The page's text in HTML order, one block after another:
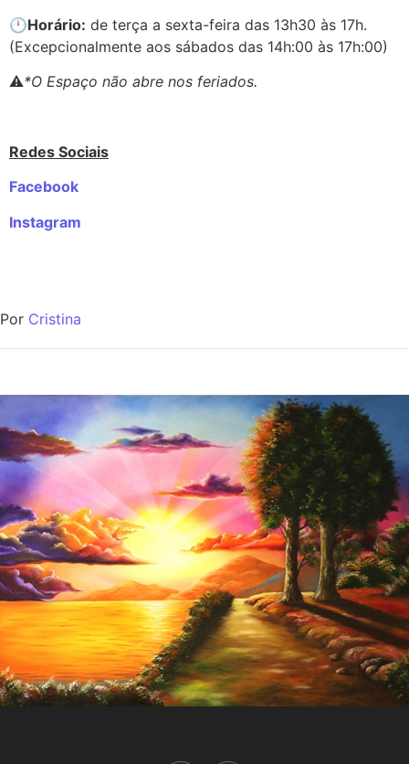
🕛Horário: de terça a sexta-feira das 13h30 às 17h.
(Excepcionalmente aos sábados das 14h:00 às 17h:00)
⚠️*O Espaço não abre nos feriados.
Redes Sociais
Facebook
Instagram
Por Cristina